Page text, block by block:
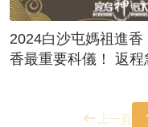
2024白沙屯媽祖進
香最重要科儀！ 返程
上一頁